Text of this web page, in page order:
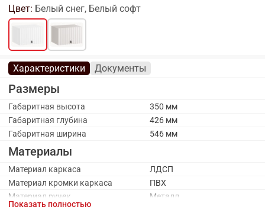
Цвет: Белый снег, Белый софт
Характеристики Документы
Размеры
Габаритная высота
350 мм
Габаритная глубина
426 мм
Габаритная ширина
546 мм
Материалы
Материал каркаса
ЛДСП
Материал кромки каркаса
ПВХ
Материал ручек
Металл
Показать полностью